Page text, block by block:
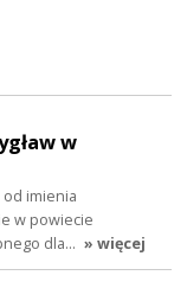
w
od imienia
w powiecie
dla… » więcej